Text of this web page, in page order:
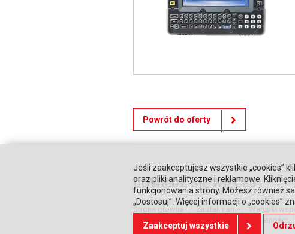
Powrót do oferty
DOWIEDZ SIĘ WIĘCEJ
Strona główna Zaufali nam Warunki
Jeśli zaakceptujesz wszystkie „cookies”
oraz pliki analityczne i reklamowe.
funkcjonowania strony. Możesz również
„Dostosuj”. Więcej informacji o „cookies”
Zaakceptuj wszystkie